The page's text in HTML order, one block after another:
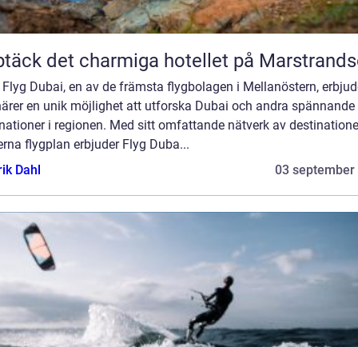
det charmiga hotellet på
Flyg Dubai, en av de främsta flygbolagen i Mellanöstern,
en unik möjlighet att utforska Dubai och andra spännande
i regionen. Med sitt omfattande nätverk av
flygplan erbjuder Flyg Duba...
Dahl
03 september